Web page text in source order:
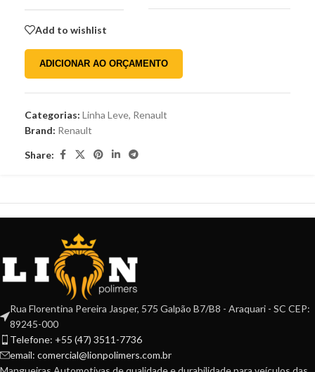
Add to wishlist
ADICIONAR AO ORÇAMENTO
Categorias: Linha Leve, Renault
Brand: Renault
Share:
Rua Florentina Pereira Jasper, 575 Galpão B7/B8 - Araquari - SC CEP:
89245-000
Telefone: +55 (47) 3511-7736
email: comercial@lionpolimers.com.br